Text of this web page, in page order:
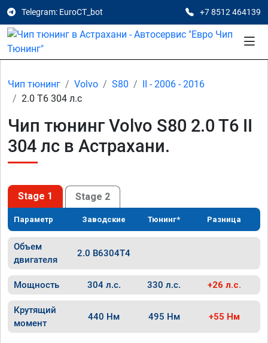
Telegram: EuroCT_bot +7 8512 464139
Чип тюнинг Volvo S80
II - 2006 - 2016
2.0 T6 304 л.с
Чип тюнинг Volvo S80 2.0 T6 II
304 лс в Астрахани.
Stage 1 Stage 2
Параметр Заводские Тюнинг* Разница
Объем
двигателя
2.0 B6304T4
Мощность 304 л.с. 330 л.с. +26 л.с.
Крутящий
момент
440 Нм 495 Нм +55 Нм